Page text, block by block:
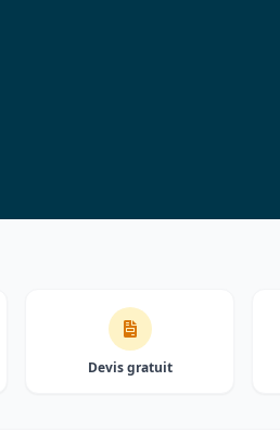
Devis gratuit